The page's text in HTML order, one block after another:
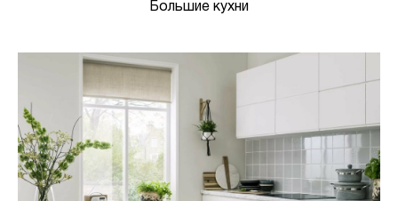
Большие кухни